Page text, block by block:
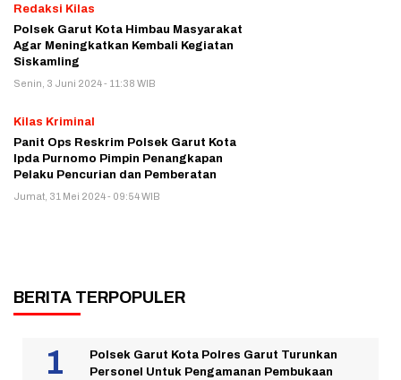
Redaksi Kilas
Polsek Garut Kota Himbau Masyarakat
Agar Meningkatkan Kembali Kegiatan
Siskamling
Senin, 3 Juni 2024 - 11:38 WIB
Kilas Kriminal
Panit Ops Reskrim Polsek Garut Kota
Ipda Purnomo Pimpin Penangkapan
Pelaku Pencurian dan Pemberatan
Jumat, 31 Mei 2024 - 09:54 WIB
BERITA TERPOPULER
Polsek Garut Kota Polres Garut Turunkan
Personel Untuk Pengamanan Pembukaan